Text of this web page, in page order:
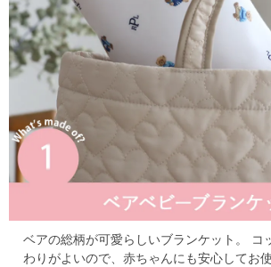
ベアの総柄が可愛らしいブランケット。
コ
わりがよいので、赤ちゃんにも安心してお